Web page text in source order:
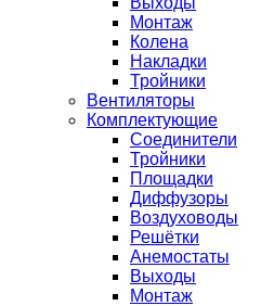
Монтаж
Колена
Накладки
Тройники
Вентиляторы
Комплектующие
Соединители
Тройники
Площадки
Диффузоры
Воздуховоды
Решётки
Анемостаты
Выходы
Монтаж